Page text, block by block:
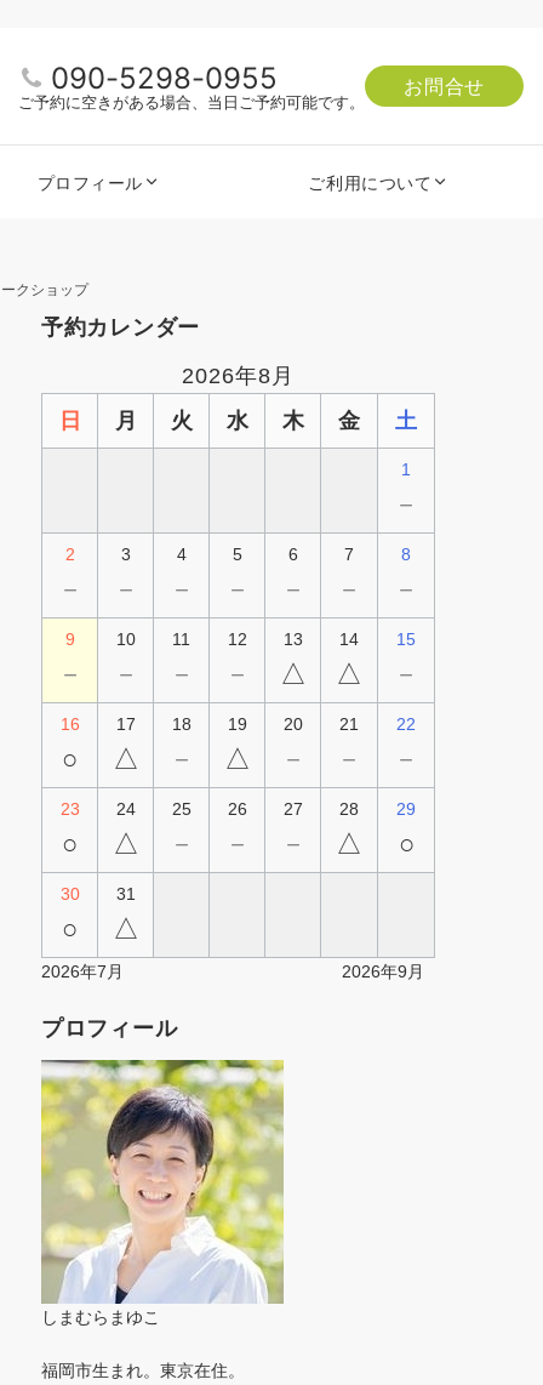
090-5298-0955
ご予約に空きがある場合、当日ご予約可能です。
お問合せ
プロフィール ご利用について
クショップ
予約カレンダー
2026年8月
日
月 火 水 木 金 土
1
－
2
－
3
－
4
－
5
－
6
－
7
－
8
－
9
－
10
－
11
－
12
－
13
△
14
△
15
－
16
○
17
△
18
－
19
△
20
－
21
－
22
－
23
○
24
△
25
－
26
－
27
－
28
△
29
○
30
○
31
△
2026年7月 2026年9月
プロフィール
しまむらまゆこ
福岡市生まれ。東京在住。